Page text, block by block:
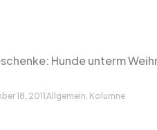
Hunde unterm
18, 2011Allgemein Kolumne